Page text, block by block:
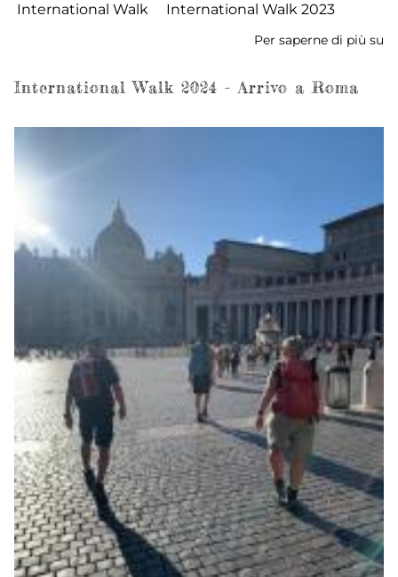
International Walk
International Walk 2023
Per saperne di più su
International Walk 2024 - Arrivo a Roma